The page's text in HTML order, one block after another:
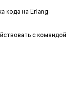
кода на Erlang;
с командой